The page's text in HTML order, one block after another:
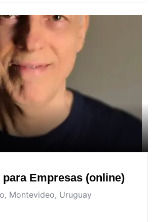
Empresas (online)
, Montevideo, Uruguay